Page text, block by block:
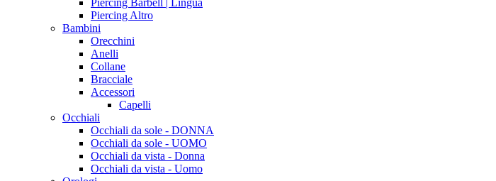
Piercing Altro
Bambini
Orecchini
Anelli
Collane
Bracciale
Accessori
Capelli
Occhiali
Occhiali da sole - DONNA
Occhiali da sole - UOMO
Occhiali da vista - Donna
Occhiali da vista - Uomo